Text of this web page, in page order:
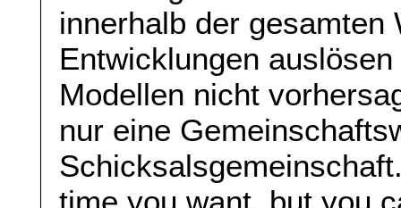
innerhalb der
Entwicklungen
Modellen nicht
nur eine